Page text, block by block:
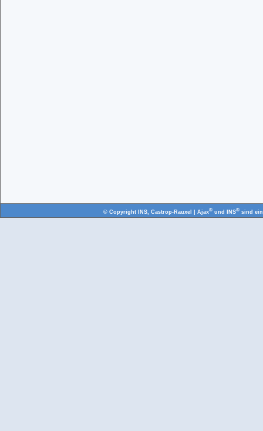
© Copyright INS, Castrop-Rauxel | Ajax®und INS®sind